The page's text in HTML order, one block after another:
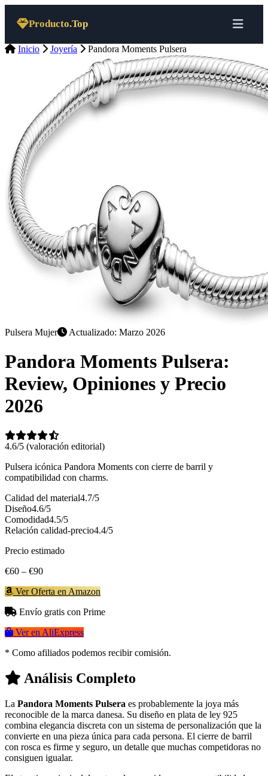
Producto.Top
Inicio Joyería Pandora Moments Pulsera
Pulsera Mujer Actualizado: Marzo 2026
Pandora Moments Pulsera:
Review, Opiniones y Precio
2026
4.6/5 (valoración editorial)
Pulsera icónica Pandora Moments con cierre de barril y
compatibilidad con charms.
Calidad del material4.7/5
Diseño4.6/5
Comodidad4.5/5
Relación calidad-precio4.4/5
Precio estimado
€60 – €90
Ver Oferta en Amazon
Envío gratis con Prime
Ver en AliExpress
* Como afiliados podemos recibir comisión.
Análisis Completo
La Pandora Moments Pulsera es probablemente la joya más
reconocible de la marca danesa. Su diseño en plata de ley 925
combina elegancia discreta con un sistema de personalización que la
convierte en una pieza única para cada persona. El cierre de barril
con rosca es firme y seguro, un detalle que muchas competidoras no
consiguen igualar.